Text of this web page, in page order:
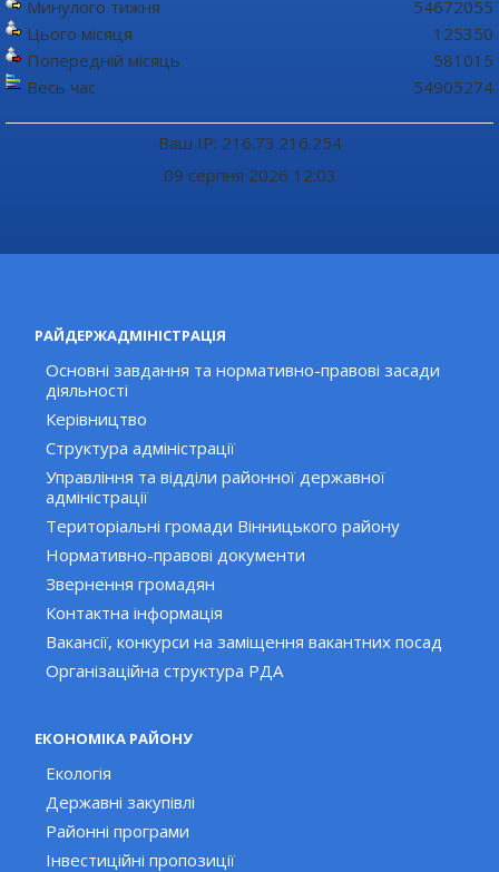
Минулого тижня
Цього місяця
Попередній місяць
Весь час
54672055
125350
581015
54905274
Ваш IP: 216.73.216.254
09 серпня 2026 12:03
РАЙДЕРЖАДМІНІСТРАЦІЯ
Основні завдання та нормативно-правові засади
діяльності
Керівництво
Структура адміністрації
Управління та відділи районної державної
адміністрації
Територіальні громади Вінницького району
Нормативно-правові документи
Звернення громадян
Контактна інформація
Вакансії, конкурси на заміщення вакантних посад
Організаційна структура РДА
ЕКОНОМІКА РАЙОНУ
Екологія
Державні закупівлі
Районні програми
Інвестиційні пропозиції